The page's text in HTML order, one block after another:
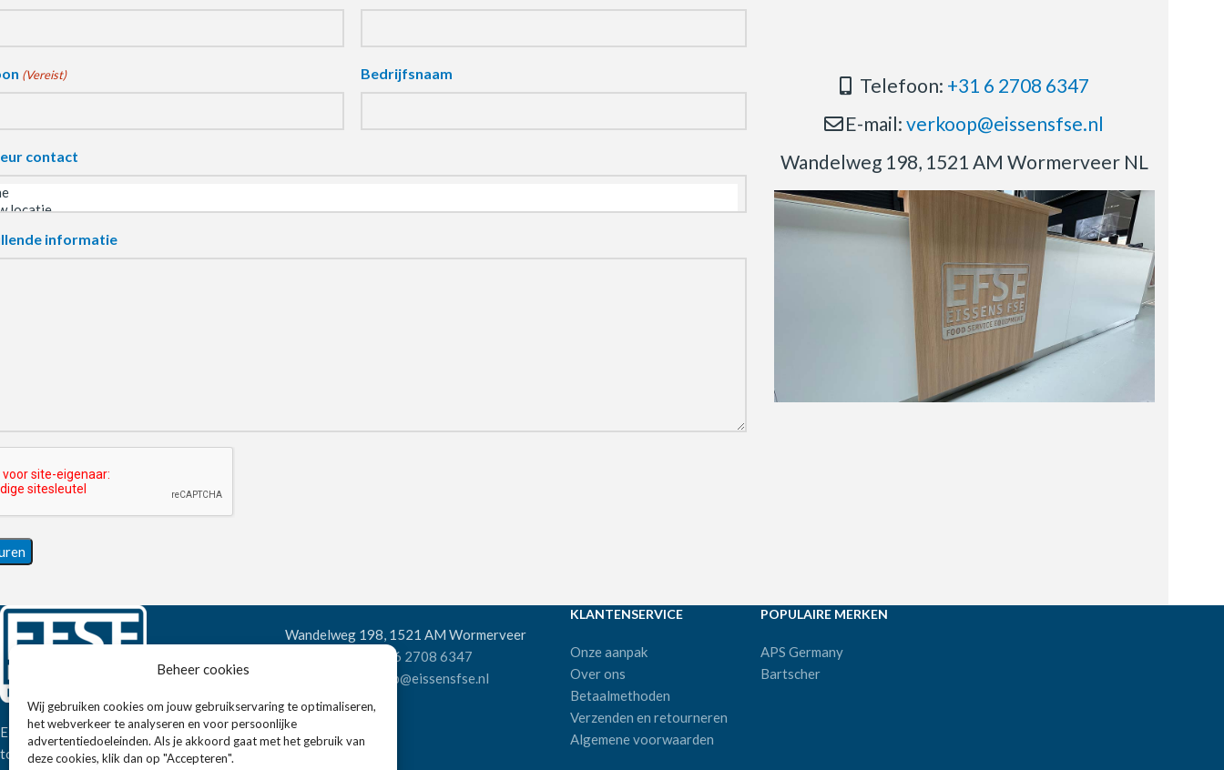
Beheer cookies
Wij gebruiken cookies om jouw gebruikservaring te optimaliseren,
het webverkeer te analyseren en voor persoonlijke
advertentiedoeleinden. Als je akkoord gaat met het gebruik van
deze cookies, klik dan op "Accepteren".
(Vereist) Bedrijfsnaam
contact
informatie
Telefoon: +31 6 2708 6347
E-mail:verkoop@eissensfse.nl
Wandelweg 198, 1521 AM Wormerveer NL
Eissens FSE is een horeca
totaalleverancier. U vindt bij ons niet
Wandelweg 198, 1521 AM Wormerveer
+31 6 2708 6347
verkoop@eissensfse.nl
KLANTENSERVICE
Onze aanpak
Over ons
Betaalmethoden
Verzenden en retourneren
Algemene voorwaarden
POPULAIRE MERKEN
APS Germany
Bartscher